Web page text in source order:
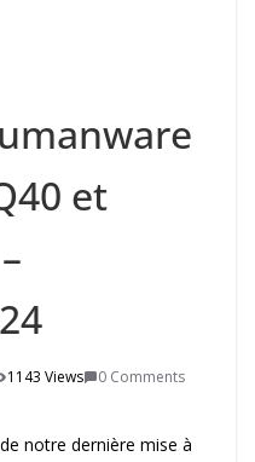
et
1143 Views
0 Comments
notre dernière mise à